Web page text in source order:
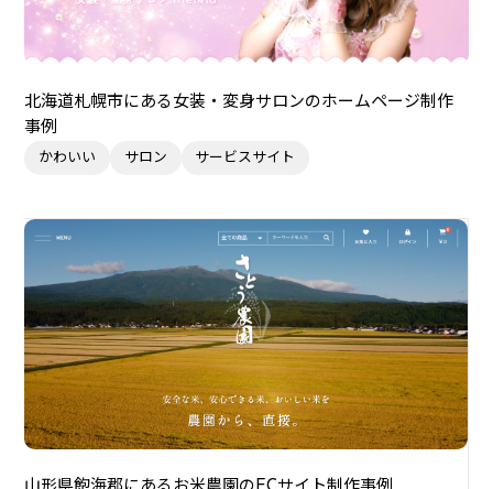
北海道札幌市にある女装・変身サロンのホームページ制作
事例
かわいい サロン サービスサイト